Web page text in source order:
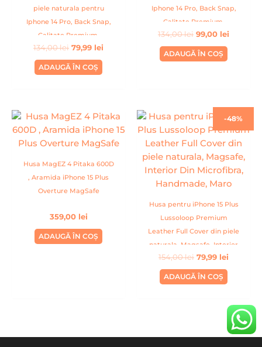
piele naturala pentru
Iphone 14 Pro, Back Snap,
Calitate Premium,
Handmade, Albastru
deschis
134,00lei 79,99 lei
ADAUGĂ ÎN COȘ
Iphone 14 Pro, Back Snap,
Calitate Premium,
Handmade, Rosu
134,00lei 99,00 lei
ADAUGĂ ÎN COȘ
Husa MagEZ 4 Pitaka 600D
, Aramida iPhone 15 Plus
Overture MagSafe
359,00 lei
ADAUGĂ ÎN COȘ
-48%
Husa pentru iPhone 15 Plus
Lussoloop Premium
Leather Full Cover din piele
naturala, Magsafe, Interior
Din Microfibra, Handmade,
Maro
154,00lei
Prețul
inițial
a
fost:
154,00 lei.
79,99 lei
Prețul
curent
este:
79,99 lei.
ADAUGĂ ÎN COȘ